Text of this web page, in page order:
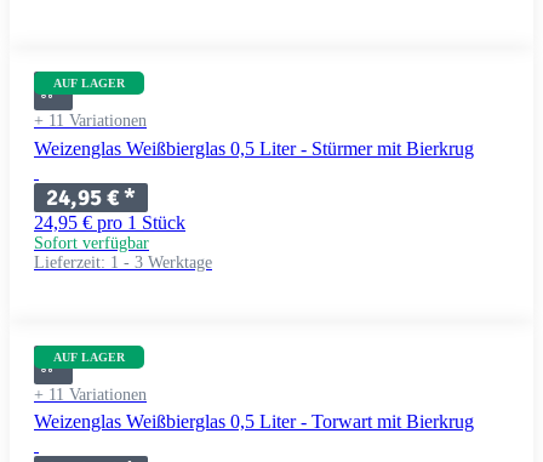
AUF LAGER
+ 11 Variationen
Weizenglas Weißbierglas 0,5 Liter - Stürmer mit Bierkrug
24,95 €*
24,95 € pro 1 Stück
Sofort verfügbar
Lieferzeit: 1 - 3 Werktage
AUF LAGER
+ 11 Variationen
Weizenglas Weißbierglas 0,5 Liter - Torwart mit Bierkrug